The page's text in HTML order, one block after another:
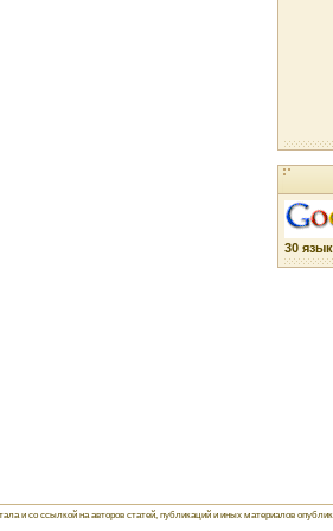
30
и со ссылкой на авторов статей, публикаций и иных материалов